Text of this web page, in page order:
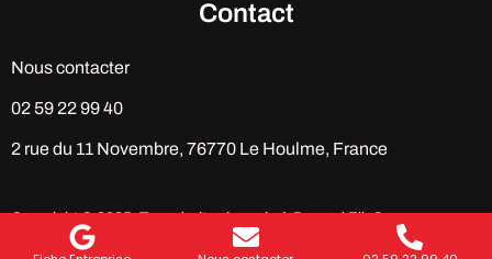
Contact
Nous contacter
02 59 22 99 40
2 rue du 11 Novembre, 76770 Le Houlme, France
Copyright © 2025. Tous droits réservés à Durand Fils®